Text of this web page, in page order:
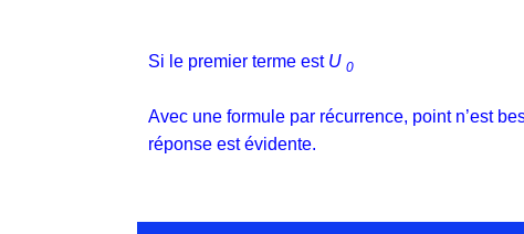
Si le premier terme est U 0
Avec une formule par récurrence, point n’est
réponse est évidente.